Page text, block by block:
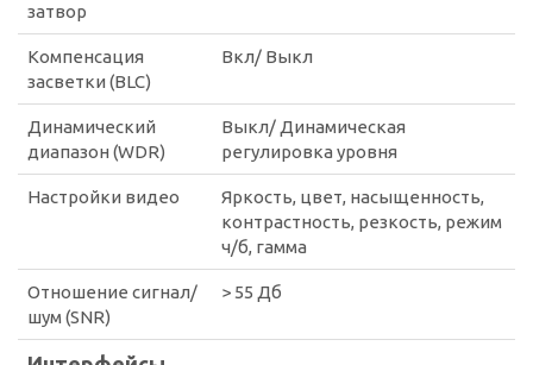
затвор
Компенсация
засветки (BLC)
Вкл/ Выкл
Динамический
диапазон (WDR)
Выкл/ Динамическая
регулировка уровня
Настройки видео
Яркость, цвет, насыщенность,
контрастность, резкость, режим
ч/б, гамма
Отношение сигнал/
шум (SNR)
> 55 Дб